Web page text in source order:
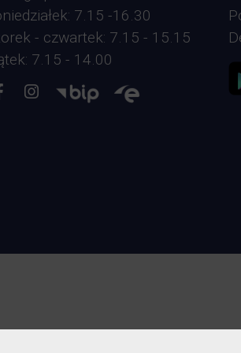
7.15 -16.30
- czwartek: 7.15 - 15.15
7.15 - 14.00
– KOMUNIKACJA